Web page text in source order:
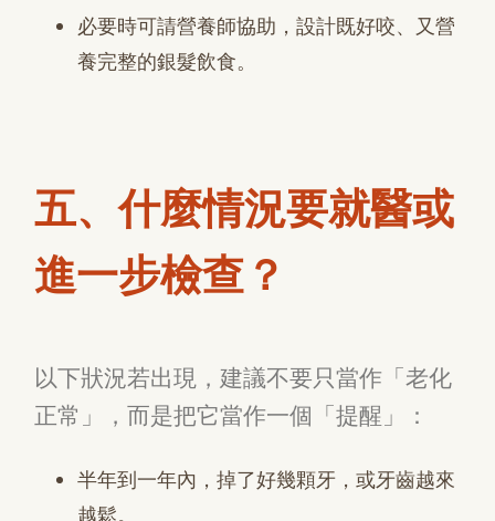
必要時可請營養師協助，設計既好咬、又營
養完整的銀髮飲食。
五、什麼情況要就醫或
進一步檢查？
以下狀況若出現，建議不要只當作「老化
正常」，而是把它當作一個「提醒」：
半年到一年內，掉了好幾顆牙，或牙齒越來
越鬆。